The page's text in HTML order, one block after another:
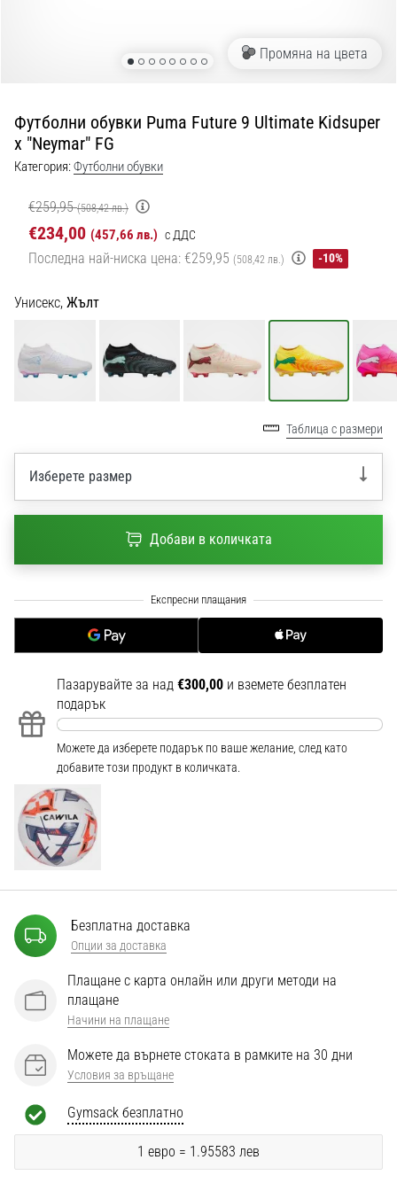
Nike,
adidas
и
Бъди
всеки
гол
9. 6. 2025
Phantom
Открий
обувки
Phantom
6
контрол
мощ
във
докосване.
Перфектни
за
играчи,
Покажи
всички
статии
Промяна на цвета
Футболни обувки Puma Future 9 Ultimate Kidsuper
x "Neymar" FG
Категория:Футболни обувки
€259,95 (508,42 лв.)
€234,00 (457,66 лв.) с ДДС
Последна най-ниска цена: €259,95 (508,42 лв.) -10%
Унисекс, Жълт
Таблица с размери
Изберете размер
Добави в количката
Пазарувайте за над €300,00 и вземете безплатен
подарък
Можете да изберете подарък по ваше желание, след като
добавите този продукт в количката.
Безплатна доставка
Опции за доставка
Плащане с карта онлайн или други методи на
плащане
Начини на плащане
Можете да върнете стоката в рамките на 30 дни
Условия за връщане
Gymsack безплатно
1 евро = 1.95583 лев